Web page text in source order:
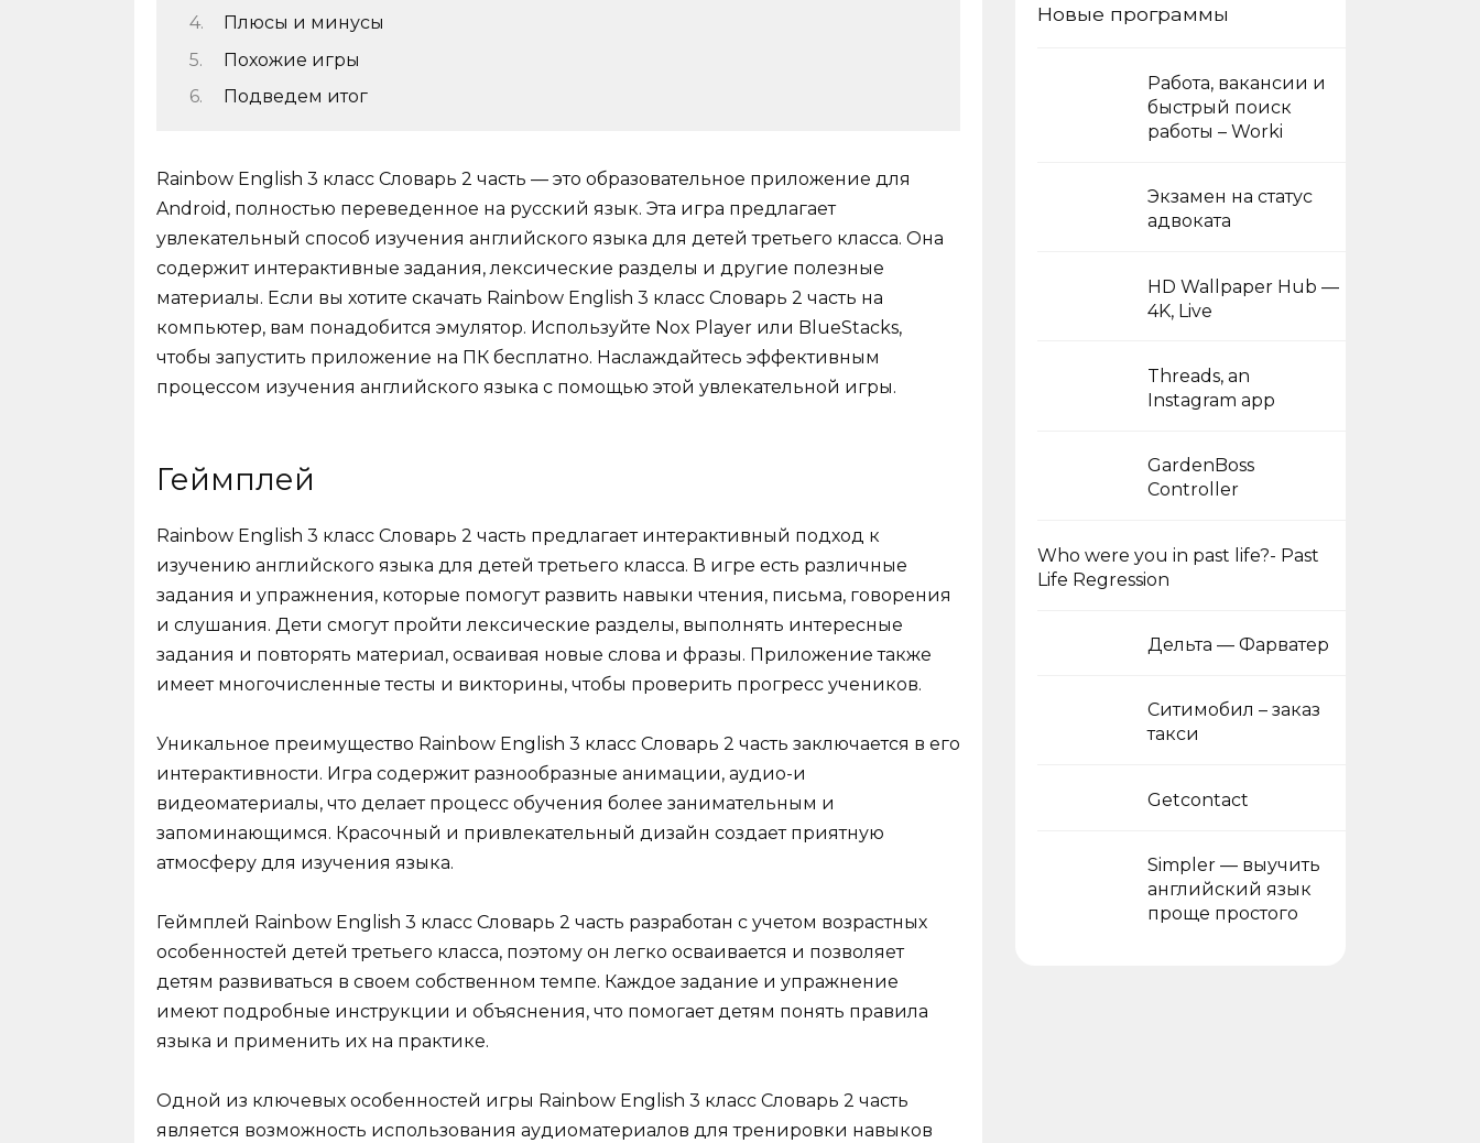
Плюсы и минусы
Похожие игры
Подведем итог
Rainbow English 3 класс Словарь 2 часть — это образовательное приложение для
Android, полностью переведенное на русский язык. Эта игра предлагает
увлекательный способ изучения английского языка для детей третьего класса. Она
содержит интерактивные задания, лексические разделы и другие полезные
материалы. Если вы хотите скачать Rainbow English 3 класс Словарь 2 часть на
компьютер, вам понадобится эмулятор. Используйте Nox Player или BlueStacks,
чтобы запустить приложение на ПК бесплатно. Наслаждайтесь эффективным
процессом изучения английского языка с помощью этой увлекательной игры.
Геймплей
Rainbow English 3 класс Словарь 2 часть предлагает интерактивный подход к
изучению английского языка для детей третьего класса. В игре есть различные
задания и упражнения, которые помогут развить навыки чтения, письма, говорения
и слушания. Дети смогут пройти лексические разделы, выполнять интересные
задания и повторять материал, осваивая новые слова и фразы. Приложение также
имеет многочисленные тесты и викторины, чтобы проверить прогресс учеников.
Уникальное преимущество Rainbow English 3 класс Словарь 2 часть заключается в его
интерактивности. Игра содержит разнообразные анимации, аудио-и
видеоматериалы, что делает процесс обучения более занимательным и
запоминающимся. Красочный и привлекательный дизайн создает приятную
атмосферу для изучения языка.
Геймплей Rainbow English 3 класс Словарь 2 часть разработан с учетом возрастных
особенностей детей третьего класса, поэтому он легко осваивается и позволяет
детям развиваться в своем собственном темпе. Каждое задание и упражнение
имеют подробные инструкции и объяснения, что помогает детям понять правила
языка и применить их на практике.
Одной из ключевых особенностей игры Rainbow English 3 класс Словарь 2 часть
является возможность использования аудиоматериалов для тренировки навыков
Новые программы
Работа, вакансии и
быстрый поиск
работы – Worki
Экзамен на статус
адвоката
HD Wallpaper Hub —
4K, Live
Threads, an
Instagram app
GardenBoss
Controller
Who were you in past life?- Past
Life Regression
Дельта — Фарватер
Ситимобил – заказ
такси
Getcontact
Simpler — выучить
английский язык
проще простого